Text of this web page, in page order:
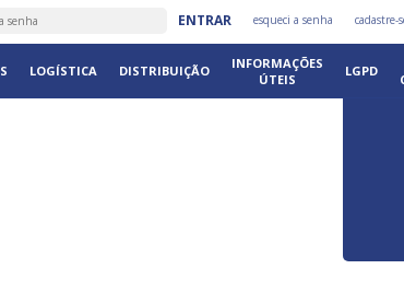
ENTRAR esqueci a senha cadastre-
LOGÍSTICA DISTRIBUIÇÃO
INFORMAÇÕES
ÚTEIS
LGPD